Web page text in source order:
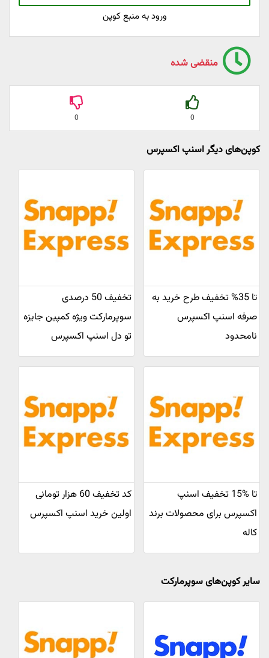
ورود به منبع کوپن
منقضی شده
0
0
کوپن‌های دیگر اسنپ اکسپرس
تا 35% تخفیف طرح خرید به
صرفه اسنپ اکسپرس
نامحدود
تخفیف 50 درصدی
سوپرمارکت ویژه کمپین جایزه
تو دل اسنپ اکسپرس
تا %15 تخفیف اسنپ
اکسپرس برای محصولات برند
کاله
کد تخفیف 60 هزار تومانی
اولین خرید اسنپ اکسپرس
سایر کوپن‌های سوپرمارکت